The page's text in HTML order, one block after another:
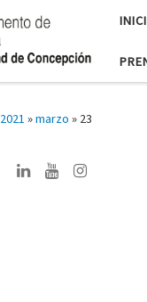
2021 »marzo » 23